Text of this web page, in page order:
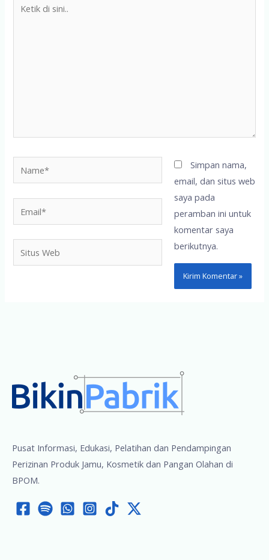
Web
Simpan nama,
email, dan situs web
saya pada
peramban ini untuk
komentar saya
berikutnya.
Pusat Informasi, Edukasi, Pelatihan dan Pendampingan
Perizinan Produk Jamu, Kosmetik dan Pangan Olahan di
BPOM.